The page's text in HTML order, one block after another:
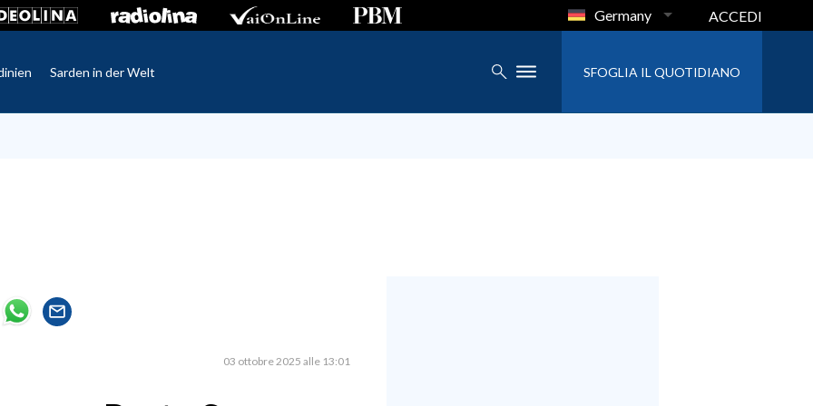
Germany ACCEDI
Sarden in der Welt SFOGLIA IL QUOTIDIANO
03 ottobre 2025 alle 13:01